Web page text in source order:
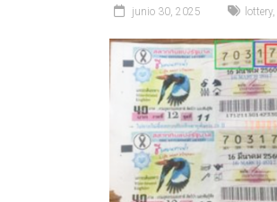
junio 30, 2025 lottery,